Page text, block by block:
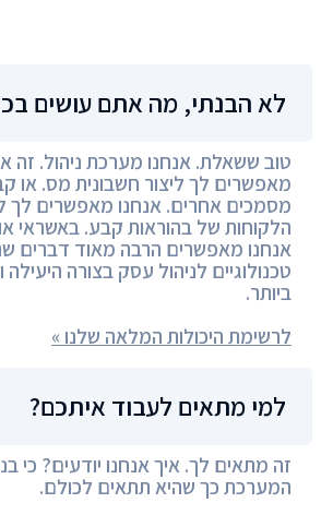
לא הבנתי, מה אתם עושים
טוב ששאלת. אנחנו מערכת ניהול. זה
מאפשרים לך ליצור חשבונית מס. או
מסמכים אחרים. אנחנו מאפשרים לך
הלקוחות של בהוראות קבע. באשראי
אנחנו מאפשרים הרבה מאוד דברים
טכנולוגיים לניהול עסק בצורה היעילה
ביותר.
לרשימת היכולות המלאה שלנו »
למי מתאים לעבוד איתכם?
זה מתאים לך. איך אנחנו יודעים? כי
המערכת כך שהיא תתאים לכולם.